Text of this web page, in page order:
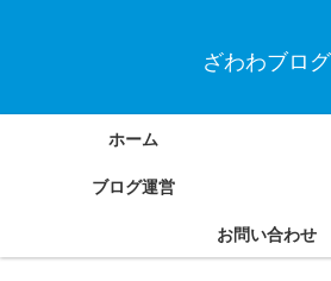
ざわわブログ
ホーム
ブログ運営
お問い合わせ